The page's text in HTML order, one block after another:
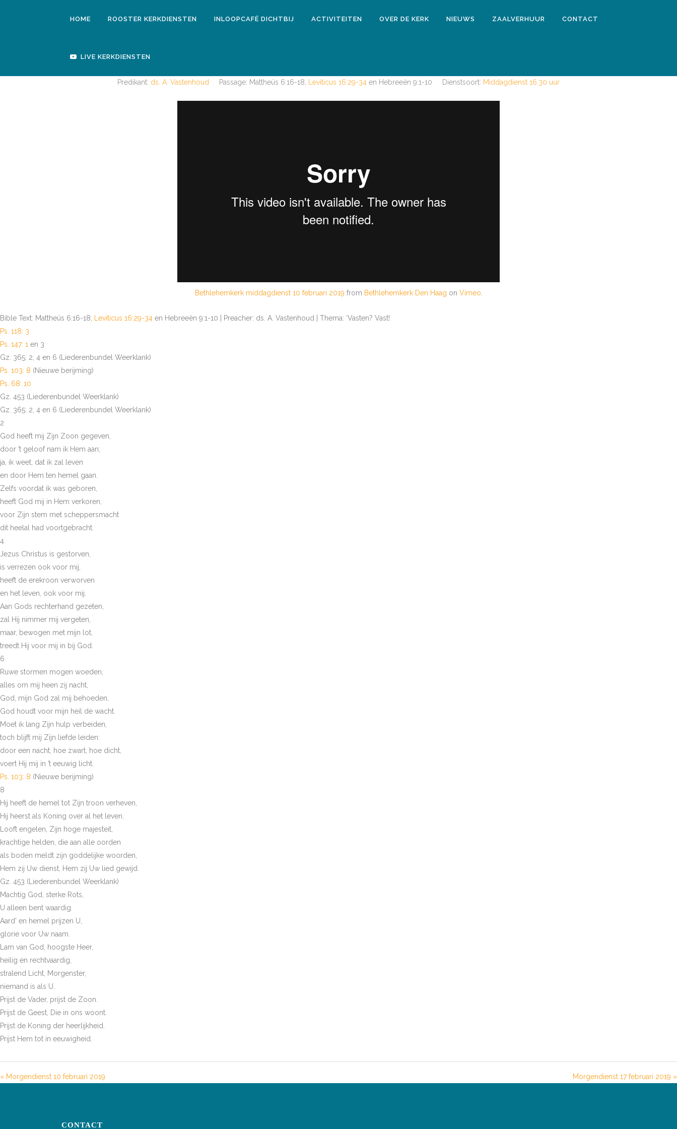
HOME ROOSTER KERKDIENSTEN INLOOPCAFÉ DICHTBIJ ACTIVITEITEN OVER DE KERK NIEUWS ZAALVERHUUR CONTACT
LIVE KERKDIENSTEN
Predikant: ds. A. Vastenhoud Passage: Mattheüs 6:16-18, Leviticus 16:29-34 en Hebreeën 9:1-10 Dienstsoort: Middagdienst 16.30 uur
Bethlehemkerk middagdienst 10 februari 2019 from Bethlehemkerk Den Haag on Vimeo
Bible Text: Mattheüs 6:16-18, Leviticus 16:29-34 en Hebreeën 9:1-10 | Preacher: ds. A. Vastenhoud | Thema: ‘Vasten? Vast!
Ps. 118: 3
Ps. 147: 1 en 3
Gz. 365: 2, 4 en 6 (Liederenbundel Weerklank)
Ps. 103: 8 (Nieuwe berijming)
Ps. 68: 10
Gz. 453 (Liederenbundel Weerklank)
Gz. 365: 2, 4 en 6 (Liederenbundel Weerklank)
2
God heeft mij Zijn Zoon gegeven,
door ’t geloof nam ik Hem aan;
ja, ik weet, dat ik zal leven
en door Hem ten hemel gaan.
Zelfs voordat ik was geboren,
heeft God mij in Hem verkoren,
voor Zijn stem met scheppersmacht
dit heelal had voortgebracht.
4
Jezus Christus is gestorven,
is verrezen ook voor mij,
heeft de erekroon verworven
en het leven, ook voor mij.
Aan Gods rechterhand gezeten,
zal Hij nimmer mij vergeten,
maar, bewogen met mijn lot,
treedt Hij voor mij in bij God.
6
Ruwe stormen mogen woeden,
alles om mij heen zij nacht,
God, mijn God zal mij behoeden,
God houdt voor mijn heil de wacht.
Moet ik lang Zijn hulp verbeiden,
toch blijft mij Zijn liefde leiden:
door een nacht, hoe zwart, hoe dicht,
voert Hij mij in ’t eeuwig licht.
Ps. 103: 8 (Nieuwe berijming)
8
Hij heeft de hemel tot Zijn troon verheven,
Hij heerst als Koning over al het leven.
Looft engelen, Zijn hoge majesteit,
krachtige helden, die aan alle oorden
als boden meldt zijn goddelijke woorden,
Hem zij Uw dienst, Hem zij Uw lied gewijd.
Gz. 453 (Liederenbundel Weerklank)
Machtig God, sterke Rots,
U alleen bent waardig.
Aard’ en hemel prijzen U,
glorie voor Uw naam.
Lam van God, hoogste Heer,
heilig en rechtvaardig,
stralend Licht, Morgenster,
niemand is als U.
Prijst de Vader, prijst de Zoon.
Prijst de Geest, Die in ons woont.
Prijst de Koning der heerlijkheid.
Prijst Hem tot in eeuwigheid.
« Morgendienst 10 februari 2019 Morgendienst 17 februari 2019 »
CONTACT